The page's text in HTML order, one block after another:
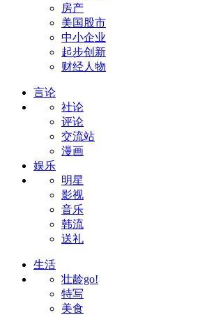
房产
美国股市
中小企业
起步创新
财经人物
言论
社论
评论
交流站
漫画
娱乐
明星
影视
音乐
韩流
送礼
生活
壮龄go!
特写
美食